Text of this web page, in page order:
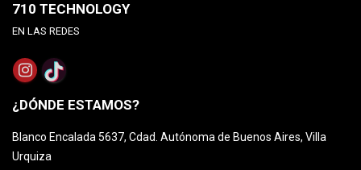
710 TECHNOLOGY
EN LAS REDES
¿DÓNDE ESTAMOS?
Blanco Encalada 5637, Cdad. Autónoma de Buenos Aires, Villa
Urquiza